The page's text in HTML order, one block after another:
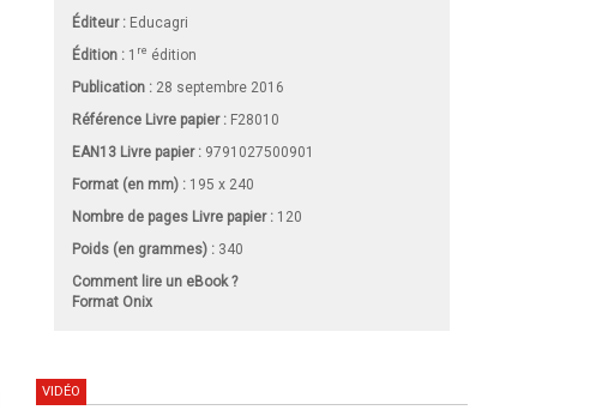
Éditeur : Educagri
Édition : 1 re édition
Publication : 28 septembre 2016
Référence Livre papier : F28010
EAN13 Livre papier : 9791027500901
Format (en mm) : 195 x 240
Nombre de pages Livre papier: 120
Poids (en grammes) : 340
Comment lire un eBook ?
Format Onix
VIDÉO